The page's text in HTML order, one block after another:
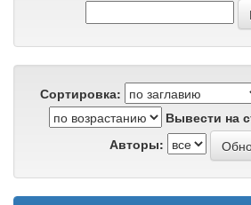
Сортировка:
Вывести на
Авторы: